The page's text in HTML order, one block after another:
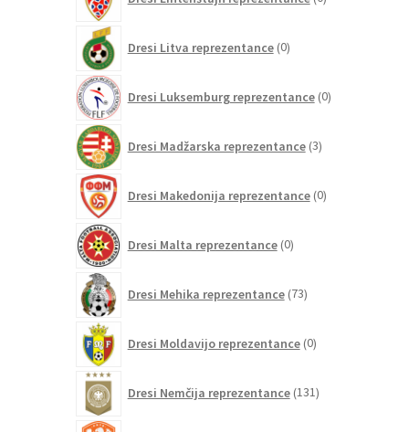
izdelkov
Dresi Litva reprezentance 0izdelkov
Dresi Luksemburg reprezentance 0izdelkov
Dresi Madžarska reprezentance 3izdelki
Dresi Makedonija reprezentance 0izdelkov
Dresi Malta reprezentance 0izdelkov
Dresi Mehika reprezentance 73izdelkov
Dresi Moldavijo reprezentance 0izdelkov
Dresi Nemčija reprezentance 131izdelkov